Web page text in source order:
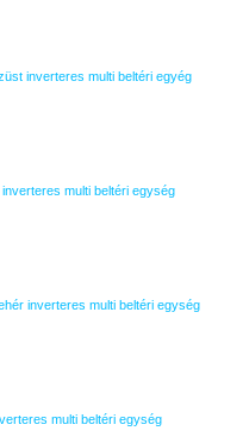
inverteres multi beltéri egyég
multi beltéri egység
inverteres multi beltéri egység
multi beltéri egység